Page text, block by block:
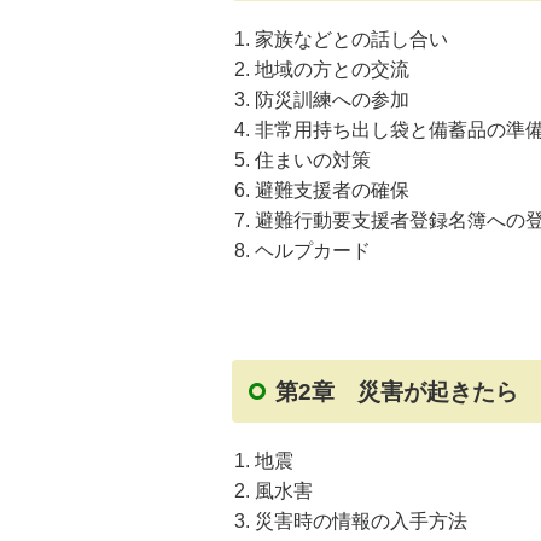
家族などとの話し合い
地域の方との交流
防災訓練への参加
非常用持ち出し袋と備蓄品の準
住まいの対策
避難支援者の確保
避難行動要支援者登録名簿への
ヘルプカード
第2章 災害が起きたら
地震
風水害
災害時の情報の入手方法